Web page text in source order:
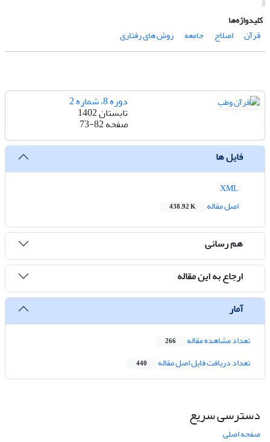
کلیدواژه‌ها
قرآن
اصلاح جامعه روش های رفتاری
دوره 8، شماره 2
تابستان 1402
صفحه73-82
فایل ها
اصل مقاله
438.92 K
هم رسانی
ارجاع به این مقاله
آمار
تعداد مشاهده مقاله 266
تعداد دریافت فایل اصل مقاله 440
دسترسی سریع
صفحه اصلی